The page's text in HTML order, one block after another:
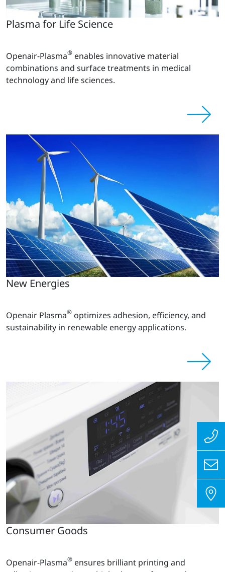
Plasma for Life Science
Openair-Plasma® enables innovative material
combinations and surface treatments in medical
technology and life sciences.
New Energies
Openair Plasma® optimizes adhesion, efficiency, and
sustainability in renewable energy applications.
Consumer Goods
Openair-Plasma® ensures brilliant printing and